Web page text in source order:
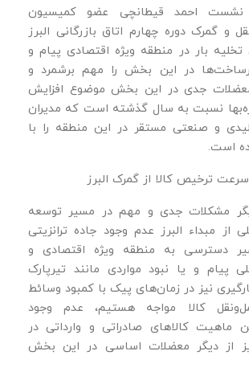
نشست احمد قیطانچی عضو کمیسیون
و گمرک دوره چهارم اتاق بازرگانی البرز
تخلیه بار در منطقه ویژه اقتصادی پیام و
در این بخش را مهم برشمرد و
جدی در این بخش موضوع افزایش
نسبت به سال گذشته است که مدیران
و صنعتی مستقر در این منطقه را با
است.
ترخیص کالا از گمرک البرز
مشکلات جدی و مهم در مسیر توسعه
از مبداء البرز عدم وجود جاده ترانزیتی
دسترسی به منطقه ویژه اقتصادی و
پیام و یا نبود مواردی مانند تیرپارک
نیز در زمان‌های پیک با کمبود وسائط
کالا مواجه هستیم، عدم وجود
ماهیت کالاهای صادراتی و وارداتی در
از دیگر معضلات اساسی در این بخش